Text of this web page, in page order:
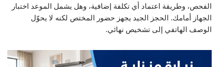
الفحص، وطريقة اعتماد أي تكلفة إضافية، وهل يشمل الموعد اختبار
الجهاز أمامك. الحجز الجيد يجهز حضور المختص لكنه لا يحوّل
الوصف الهاتفي إلى تشخيص نهائي.